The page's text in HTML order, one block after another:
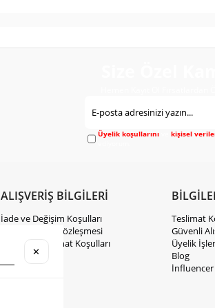
Üyelik koşullarını vekişisel
ALIŞVERİŞ BİLGİLERİ
İade ve Değişim Koşulları
Mesafeli Satış Sözleşmesi
Kargo ve Teslimat Koşulları
Teslimat
Güvenli
Üyelik
Blog
İnfluencer
✕